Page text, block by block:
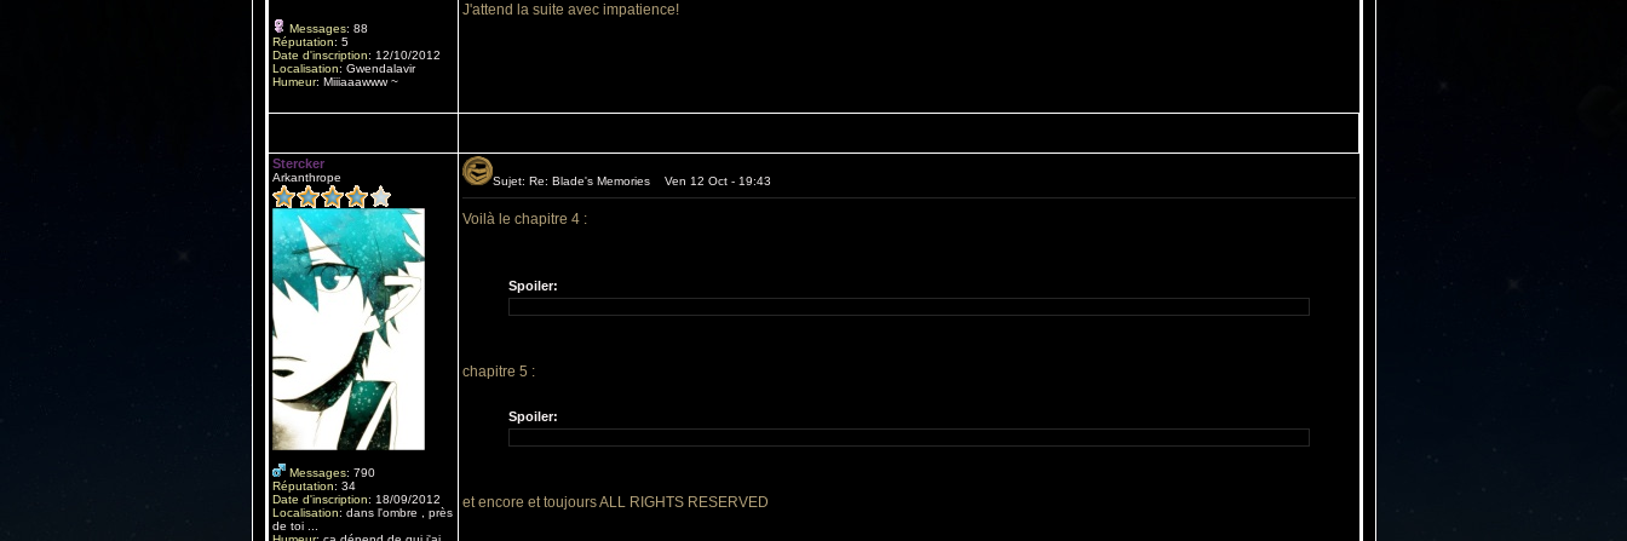
Messages: 88
Réputation: 5
Date d'inscription: 12/10/2012
Localisation: Gwendalavir
Humeur: Miiiaaawww ~
J'attend la suite avec impatience!
Stercker
Arkanthrope
Messages: 790
Réputation: 34
Date d'inscription: 18/09/2012
Localisation: dans l'ombre , près
de toi ...
Sujet: Re: Blade's Memories Ven 12 Oct - 19:43
Voilà le chapitre 4 :
Spoiler:
chapitre 5 :
Spoiler:
et encore et toujours ALL RIGHTS RESERVED